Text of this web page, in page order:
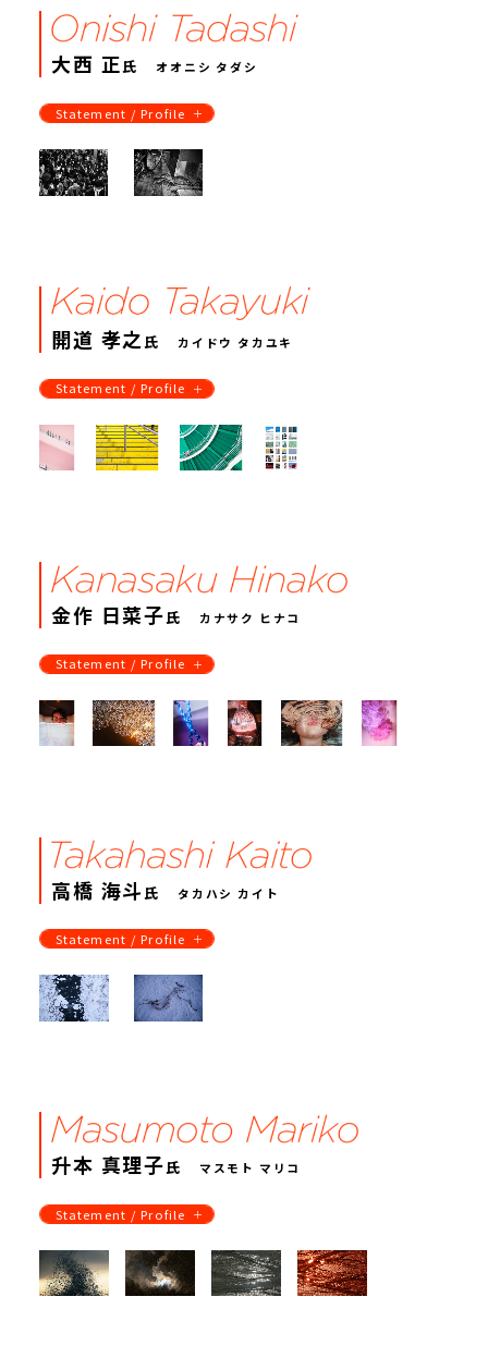
大西 正氏 オオニシ タダシ
Statement / Profile
開道 孝之氏 カイドウ タカユキ
Statement / Profile
金作 日菜子氏 カナサク ヒナコ
Statement / Profile
高橋 海斗 氏 タカハシ カイト
Statement / Profile
升本 真理子氏 マスモト マリコ
Statement / Profile